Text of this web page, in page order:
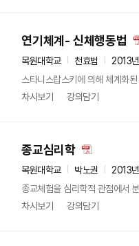
연기체계- 신체행동법
목원대학교 천효범
2013
스타니스랍스키에 의해 체계화
차시보기
강의담기
종교심리학
목원대학교 박노권
2013
종교체험을 심리학적 관점에서
차시보기
강의담기